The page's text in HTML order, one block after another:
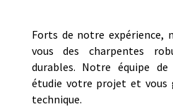
Forts de notre expérience,
vous des charpentes
durables. Notre équipe
étudie votre projet et vous
technique.